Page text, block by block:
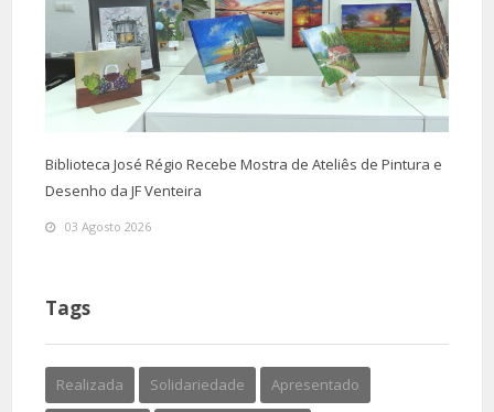
Biblioteca José Régio Recebe Mostra de Ateliês de Pintura e
Desenho da JF Venteira
03 Agosto 2026
Tags
Realizada Solidariedade Apresentado